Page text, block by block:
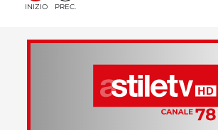
INIZIO PREC.